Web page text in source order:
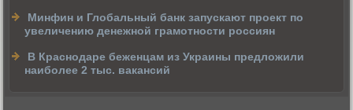
Минфин и Глобальный банк запускают проект по
увеличению денежной грамотности россиян
В Краснодаре беженцам из Украины предложили
наиболее 2 тыс. вакансий